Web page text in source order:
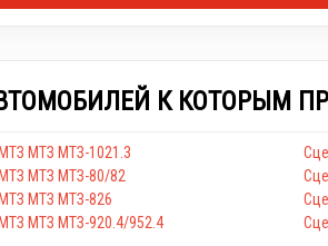
К КОТОРЫМ
МТЗ МТЗ-1021.3
МТЗ МТЗ-80/82
МТЗ МТЗ-826
МТЗ МТЗ-920.4/952.4